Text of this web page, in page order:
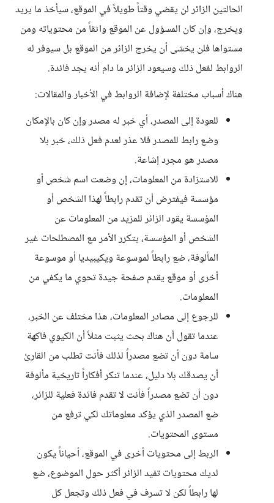
الحالتين الزائر لن يقضي وقتاً طويلاً في الموقع، سيأخذ ما يريد
ويخرج، وإن كان المسؤول عن الموقع واثقاً من محتوياته ومن
مستواها فلن يخشى أن يخرج الزائر من الموقع بل سيوفر له
الروابط لفعل ذلك وسيعود الزائر ما دام أنه يجد فائدة.
هناك أسباب مختلفة لإضافة الروابط في الأخبار والمقالات:
للعودة إلى المصدر، أي خبر له مصدر وإن كان بالإمكان
وضع رابط للمصدر فلا عذر لعدم فعل ذلك، خبر بلا
مصدر هو مجرد إشاعة.
للاستزادة من المعلومات، إن وضعت اسم شخص أو
مؤسسة فيفترض أن تقدم رابطاً لهذا الشخص أو
المؤسسة يقود الزائر للمزيد من المعلومات عن
الشخص أو المؤسسة، يتكرر الأمر مع المصطلحات غير
المألوفة، ضع رابطاً لموسوعة ويكيبيديا أو موسوعة
أخرى أو موقع يقدم صفحة جيدة تحوي ما يكفي من
المعلومات.
للرجوع إلى مصادر المعلومات، هذا مختلف عن الخبر،
عندما تقول أن هناك بحث يثبت مثلاً أن الكيوي فاكهة
سامة دون أن تضع مصدراً لذلك فأنت تطلب من القارئ
أن يصدقك بلا دليل، عندما تنكر أفكاراً تاريخية مألوفة
دون أن تضع مصدراً فأنت لا تقدم فائدة فعلية للزائر،
ضع المصدر الذي يؤكد معلوماتك لكي ترفع من
مستوى المحتويات.
الربط إلى محتويات أخرى في الموقع، أحياناً يكون
لديك محتويات تفيد الزائر أكثر حول الموضوع، ضع
لها رابطاً لكن لا تسرف في فعل ذلك وتجعل كل